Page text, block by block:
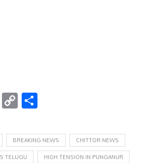
WhatsApp
Copy
Link
BREAKING NEWS
CHITTOR NEWS
TELUGU
HIGH TENSION IN PUNGANUR